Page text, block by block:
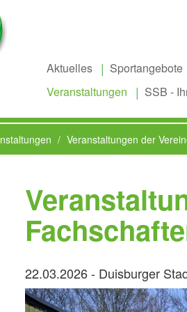
Aktuelles
Sportangebote
Veranstaltungen
SSB -
Veranstaltungen der
22.03.2026 - Duisburger